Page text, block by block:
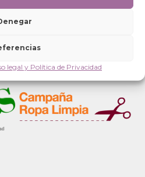
legal y Política de Privacidad